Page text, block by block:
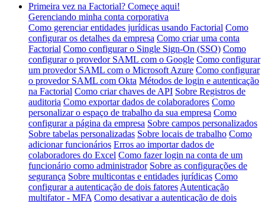
Primeira vez na Factorial? Começe aqui!
Gerenciando minha conta corporativa
Como gerenciar entidades jurídicas usando Factorial Como
configurar os detalhes da empresa Como criar uma conta
Factorial Como configurar o Single Sign-On (SSO) Como
configurar o provedor SAML com o Google Como configurar
um provedor SAML com o Microsoft Azure Como configurar
o provedor SAML com Okta Métodos de login e autenticação
na Factorial Como criar chaves de API Sobre Registros de
auditoria Como exportar dados de colaboradores Como
personalizar o espaço de trabalho da sua empresa Como
configurar a página da empresa Sobre campos personalizados
Sobre tabelas personalizadas Sobre locais de trabalho Como
adicionar funcionários Erros ao importar dados de
colaboradores do Excel Como fazer login na conta de um
funcionário como administrador Sobre as configurações de
segurança Sobre multicontas e entidades jurídicas Como
configurar a autenticação de dois fatores Autenticação
multifator - MFA Como desativar a autenticação de dois